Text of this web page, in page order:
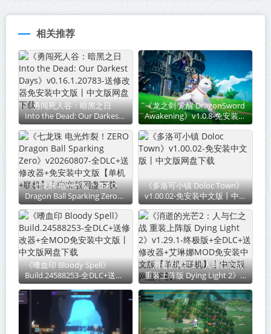
相关推荐
《勇闯死人谷：暗黑之日
Into the Dead: Our Darkest
Days》v0.16.1.20783-送修改
器免安装中文版丨中文版网盘
下载
《龙之剑 觉醒 DragonSword
Awakening》v1.0.8-免安装中
文版丨中文版网盘下载
《七龙珠 电光炸裂！ZERO
Dragon Ball Sparking Zero》
v20260807-全DLC+送修改器
+免安装中文版【单机+联
机】丨中文版网盘下载
《多洛可小镇 Doloc Town》
v1.00.02-免安装中文版丨中文
版网盘下载
《嗜血印 Bloody Spell》
Build.24588253-全DLC+送修
改器+全MOD免安装中文版丨
中文版网盘下载
《消逝的光芒2：人与仁之战
重装上阵版 Dying Light 2》
v1.29.1-终极版+全DLC+送修
改器+艾琳娜MOD免安装中文
版【单机+联机】丨中文版网
盘下载